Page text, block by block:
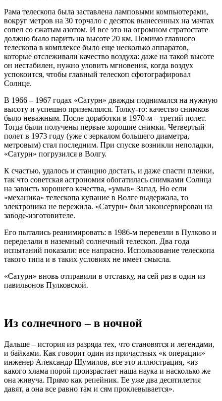
Рама телескопа была заставлена ламповыми компьютерами,
вокруг метров на 30 торчало с десяток вынесенных на мачтах
сопел со сжатым азотом. И все это на огромном стратостате
должно было парить на высоте 20 км. Помимо главного
телескопа в комплексе было еще несколько аппаратов,
которые отслеживали качество воздуха: даже на такой высоте
он нестабилен, нужно уловить мгновения, когда воздух
успокоится, чтобы главный телескоп сфотографировал
Солнце.
В 1966 – 1967 годах «Сатурн» дважды поднимался на нужную
высоту и успешно приземлялся. Толку-то: качество снимков
было неважным. После доработки в 1970-м – третий полет.
Тогда были получены первые хорошие снимки. Четвертый
полет в 1973 году (уже с зеркалом большего диаметра,
метровым) стал последним. При спуске возникли неполадки,
«Сатурн» погрузился в Волгу.
К счастью, удалось и станцию достать, и даже спасти пленки,
так что советская астрономия обогатилась снимками Солнца
на зависть хорошего качества, «умыв» Запад. Но если
«механика» телескопа купание в Волге выдержала, то
электроника не пережила. «Сатурн» был законсервирован на
заводе-изготовителе.
Его пытались реанимировать: в 1986-м перевезли в Пулково и
переделали в наземный солнечный телескоп. Два года
испытаний показали: все напрасно. Использование телескопа
такого типа и в таких условиях не имеет смысла.
«Сатурн» вновь отправили в отставку, на сей раз в один из
павильонов Пулковской.
Из солнечного – в ночной
Дальше – история из разряда тех, что становятся и легендами,
и байками. Как говорит один из причастных «к операции»
инженер Александр Шумилов, все это иллюстрация, «из
какого хлама порой произрастает наша наука и насколько же
она живуча. Прямо как репейник. Ее уже два десятилетия
давят, а она все равно там и сям проклевывается».